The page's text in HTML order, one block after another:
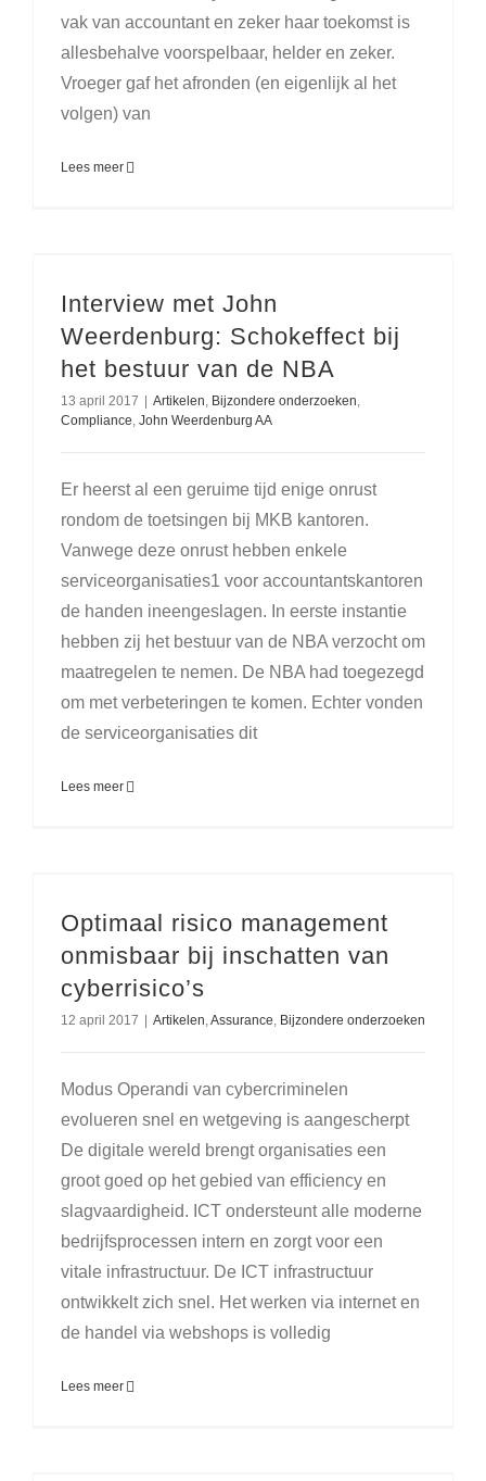
vak van accountant en zeker haar toekomst is
allesbehalve voorspelbaar, helder en zeker.
Vroeger gaf het afronden (en eigenlijk al het
volgen) van
Lees meer
Interview met John
Weerdenburg: Schokeffect bij
het bestuur van de NBA
13 april 2017 | Artikelen Bijzondere onderzoeken
Compliance John Weerdenburg AA
Er heerst al een geruime tijd enige onrust
rondom de toetsingen bij MKB kantoren.
Vanwege deze onrust hebben enkele
serviceorganisaties1 voor accountantskantoren
de handen ineengeslagen. In eerste instantie
hebben zij het bestuur van de NBA verzocht om
maatregelen te nemen. De NBA had toegezegd
om met verbeteringen te komen. Echter vonden
de serviceorganisaties dit
Lees meer
Optimaal risico management
onmisbaar bij inschatten van
cyberrisico’s
12 april 2017 | Artikelen Assurance Bijzondere onderzoeken
Modus Operandi van cybercriminelen
evolueren snel en wetgeving is aangescherpt
De digitale wereld brengt organisaties een
groot goed op het gebied van efficiency en
slagvaardigheid. ICT ondersteunt alle moderne
bedrijfsprocessen intern en zorgt voor een
vitale infrastructuur. De ICT infrastructuur
ontwikkelt zich snel. Het werken via internet en
de handel via webshops is volledig
Lees meer